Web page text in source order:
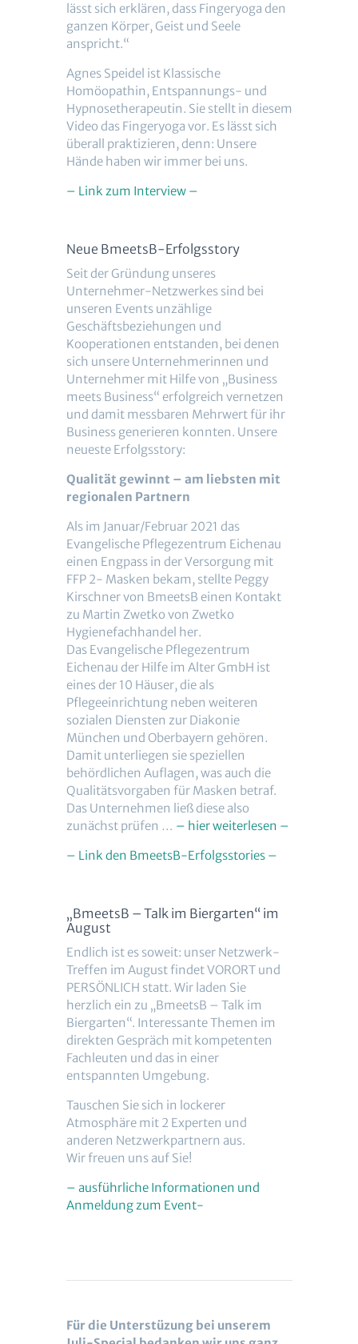
lässt sich erklären, dass Fingeryoga den
ganzen Körper, Geist und Seele
anspricht.“
Agnes Speidel ist Klassische
Homöopathin, Entspannungs- und
Hypnosetherapeutin. Sie stellt in diesem
Video das Fingeryoga vor. Es lässt sich
überall praktizieren, denn: Unsere
Hände haben wir immer bei uns.
– Link zum Interview –
Neue BmeetsB-Erfolgsstory
Seit der Gründung unseres
Unternehmer-Netzwerkes sind bei
unseren Events unzählige
Geschäftsbeziehungen und
Kooperationen entstanden, bei denen
sich unsere Unternehmerinnen und
Unternehmer mit Hilfe von „Business
meets Business“ erfolgreich vernetzen
und damit messbaren Mehrwert für ihr
Business generieren konnten. Unsere
neueste Erfolgsstory:
Qualität gewinnt – am liebsten mit
regionalen Partnern
Als im Januar/Februar 2021 das
Evangelische Pflegezentrum Eichenau
einen Engpass in der Versorgung mit
FFP 2- Masken bekam, stellte Peggy
Kirschner von BmeetsB einen Kontakt
zu Martin Zwetko von Zwetko
Hygienefachhandel her.
Das Evangelische Pflegezentrum
Eichenau der Hilfe im Alter GmbH ist
eines der 10 Häuser, die als
Pflegeeinrichtung neben weiteren
sozialen Diensten zur Diakonie
München und Oberbayern gehören.
Damit unterliegen sie speziellen
behördlichen Auflagen, was auch die
Qualitätsvorgaben für Masken betraf.
Das Unternehmen ließ diese also
zunächst prüfen … – hier weiterlesen –
– Link den BmeetsB-Erfolgsstories –
„BmeetsB – Talk im Biergarten“ im
August
Endlich ist es soweit: unser Netzwerk-
Treffen im August findet VORORT und
PERSÖNLICH statt. Wir laden Sie
herzlich ein zu „BmeetsB – Talk im
Biergarten“. Interessante Themen im
direkten Gespräch mit kompetenten
Fachleuten und das in einer
entspannten Umgebung.
Tauschen Sie sich in lockerer
Atmosphäre mit 2 Experten und
anderen Netzwerkpartnern aus.
Wir freuen uns auf Sie!
– ausführliche Informationen und
Anmeldung zum Event-
Für die Unterstüzung bei unserem